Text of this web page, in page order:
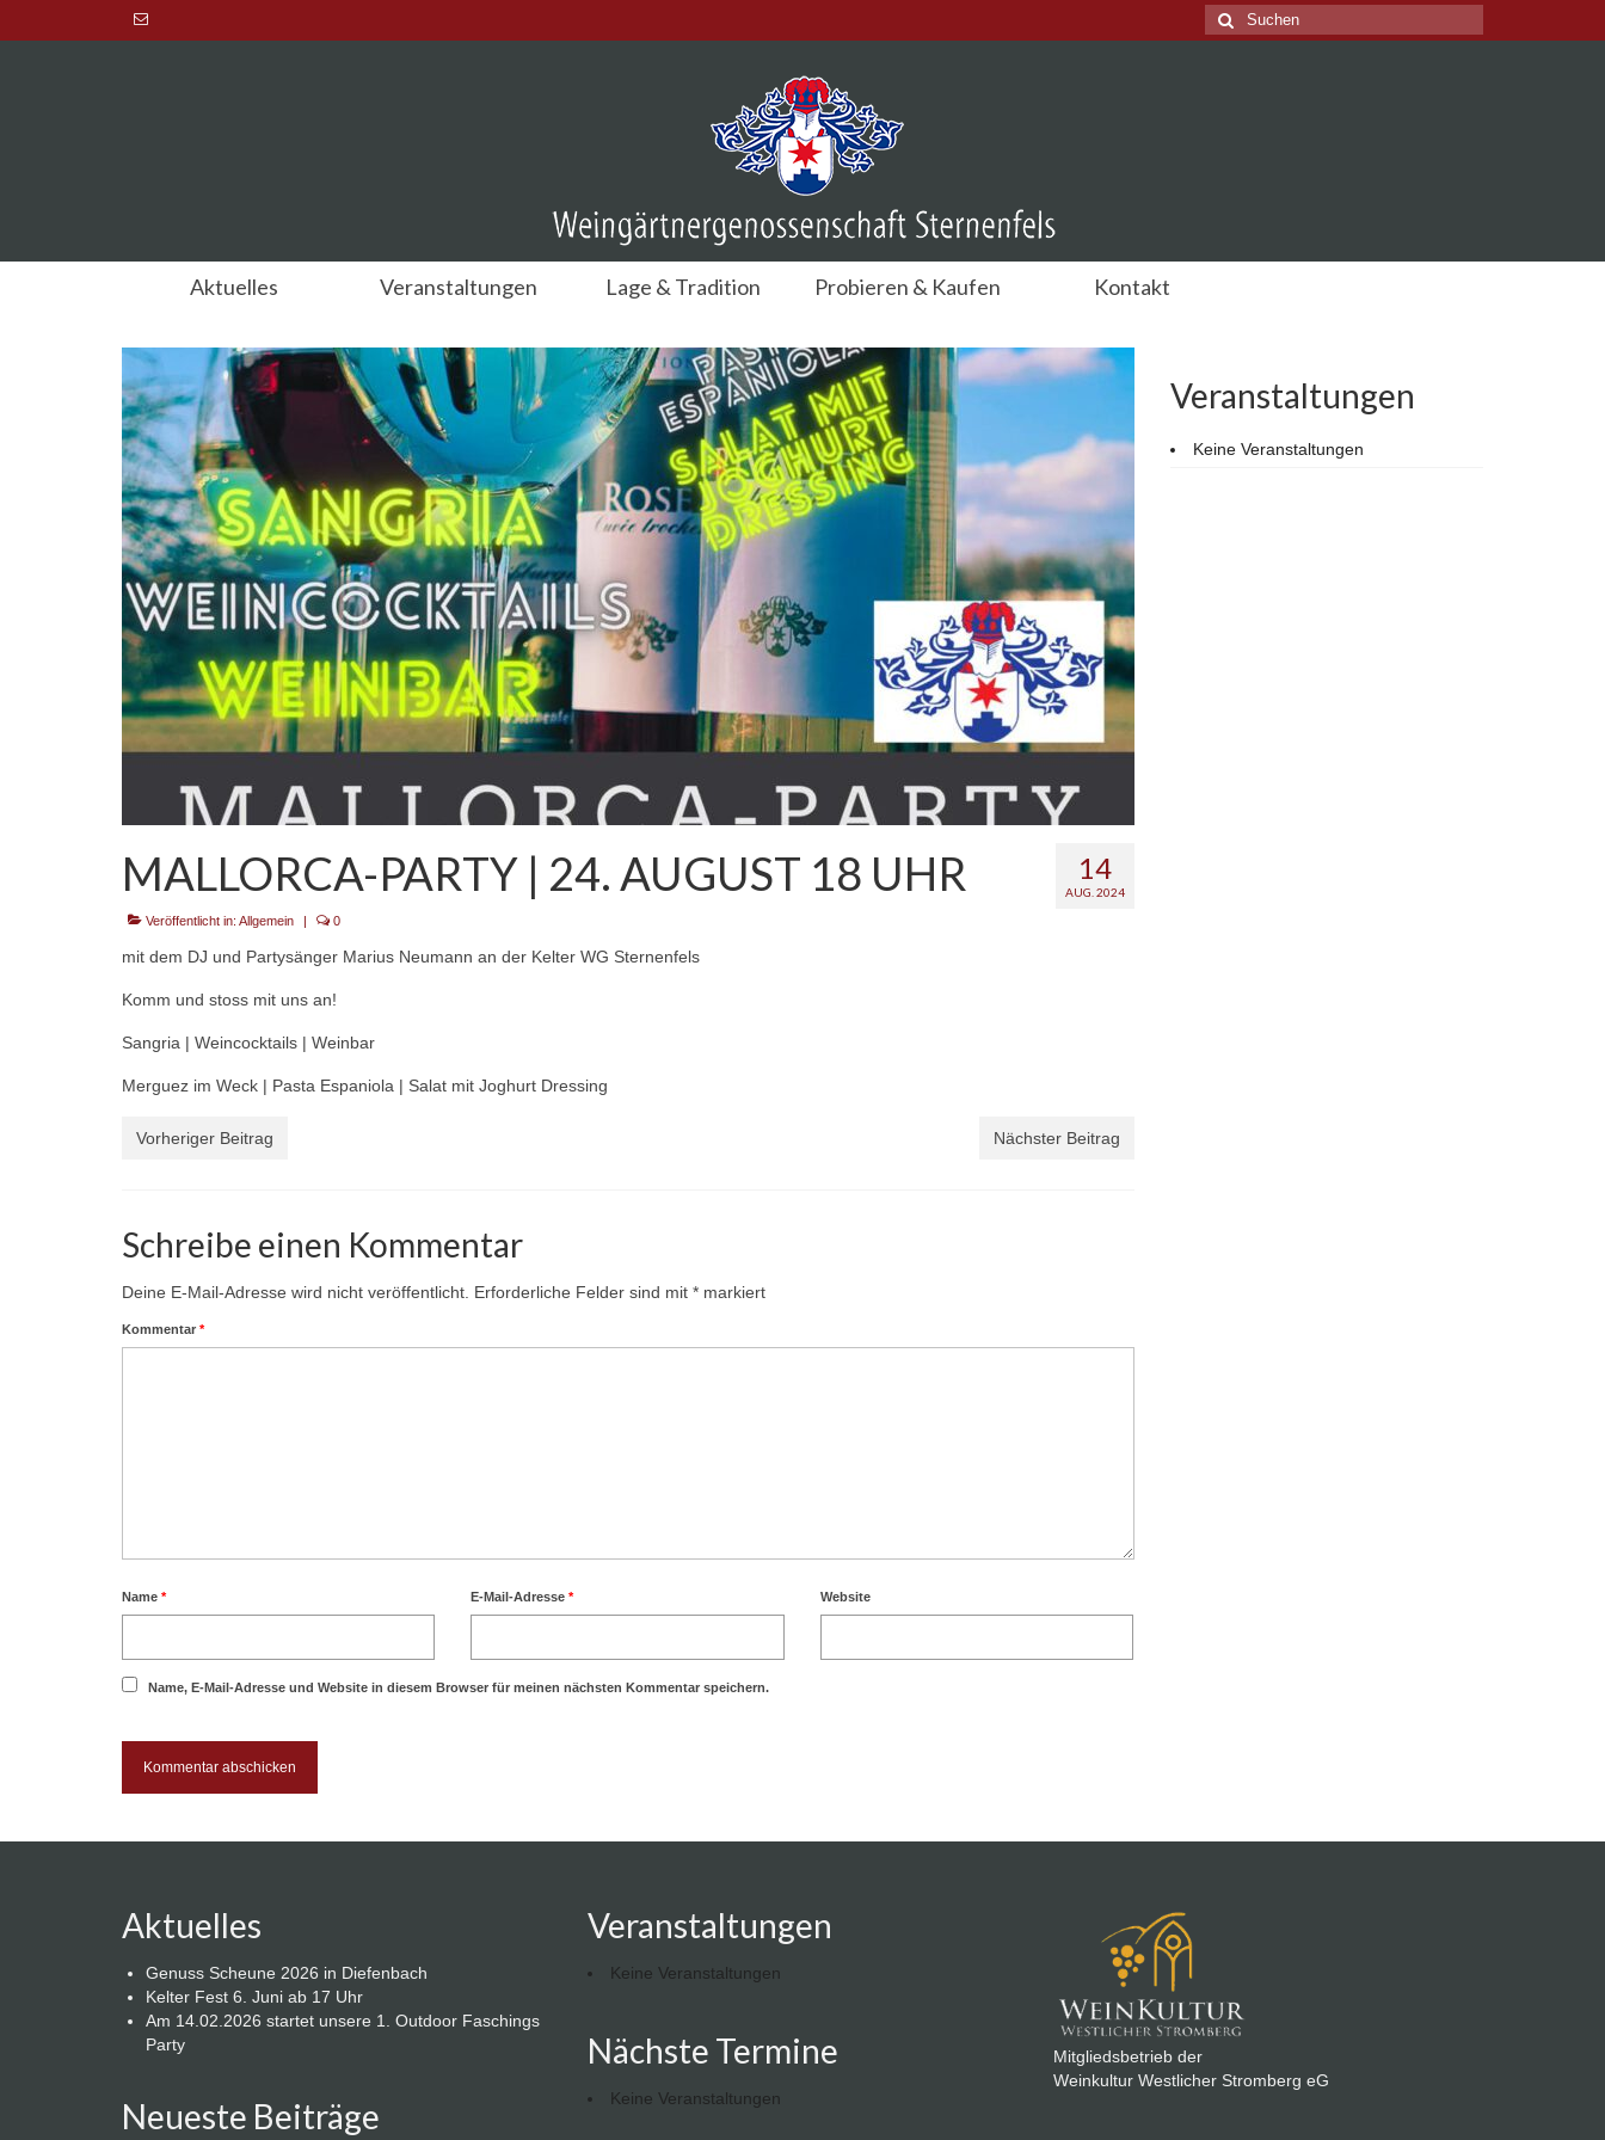
Suche
nach:
Aktuelles Veranstaltungen Lage & Tradition Probieren & Kaufen Kontakt
14
AUG. 2024
MALLORCA-PARTY | 24. AUGUST 18 UHR
Veröffentlicht in: Allgemein | 0
mit dem DJ und Partysänger Marius Neumann an der Kelter WG Sternenfels
Komm und stoss mit uns an!
Sangria | Weincocktails | Weinbar
Merguez im Weck | Pasta Espaniola | Salat mit Joghurt Dressing
Vorheriger Beitrag Nächster Beitrag
Schreibe einen Kommentar
Deine E-Mail-Adresse wird nicht veröffentlicht. Erforderliche Felder sind mit * markiert
Kommentar *
Name * E-Mail-Adresse* Website
Name, E-Mail-Adresse und Website in diesem Browser für meinen nächsten Kommentar speichern.
Veranstaltungen
Keine Veranstaltungen
Aktuelles
Genuss Scheune 2026 in Diefenbach
Kelter Fest 6. Juni ab 17 Uhr
Am 14.02.2026 startet unsere 1. Outdoor Faschings
Party
Neueste Beiträge
Veranstaltungen
Keine Veranstaltungen
Nächste Termine
Keine Veranstaltungen
Mitgliedsbetrieb der
Weinkultur Westlicher Stromberg eG